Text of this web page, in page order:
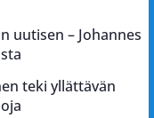
uutisen – Johannes
teki yllättävän